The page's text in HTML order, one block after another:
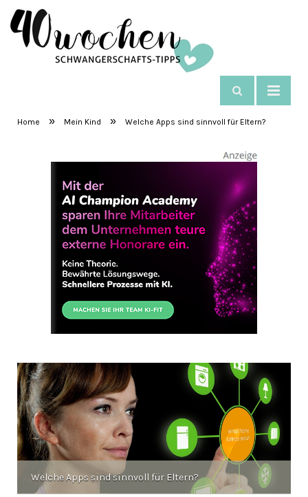
SchwangerschaftsTipps
Home » Mein Kind » Welche Apps sind sinnvoll für Eltern?
Welche Apps sind sinnvoll für Eltern?